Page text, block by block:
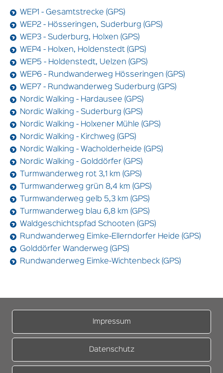
WEP1 - Gesamtstrecke (GPS)
WEP2 - Hösseringen, Suderburg (GPS)
WEP3 - Suderburg, Holxen (GPS)
WEP4 - Holxen, Holdenstedt (GPS)
WEP5 - Holdenstedt, Uelzen (GPS)
WEP6 - Rundwanderweg Hösseringen (GPS)
WEP7 - Rundwanderweg Suderburg (GPS)
Nordic Walking - Hardausee (GPS)
Nordic Walking - Suderburg (GPS)
Nordic Walking - Holxener Mühle (GPS)
Nordic Walking - Kirchweg (GPS)
Nordic Walking - Wacholderheide (GPS)
Nordic Walking - Golddörfer (GPS)
Turmwanderweg rot 3,1 km (GPS)
Turmwanderweg grün 8,4 km (GPS)
Turmwanderweg gelb 5,3 km (GPS)
Turmwanderweg blau 6,8 km (GPS)
Waldgeschichtspfad Schooten (GPS)
Rundwanderweg Eimke-Ellerndorfer Heide (GPS)
Golddörfer Wanderweg (GPS)
Rundwanderweg Eimke-Wichtenbeck (GPS)
Impressum
Datenschutz